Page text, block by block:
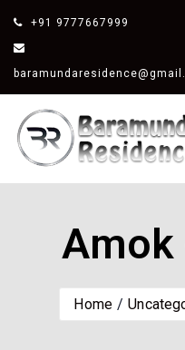
+91 9777667999
Amok
Home